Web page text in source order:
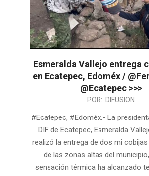
Esmeralda Vallejo entrega
en Ecatepec, Edoméx /
@Ecatepec >>>
POR: DIFUSION
#Ecatepec, #Edoméx.- La
DIF de Ecatepec, Esmeralda
realizó la entrega de dos mi
de las zonas altas del
sensación térmica ha alcanzado